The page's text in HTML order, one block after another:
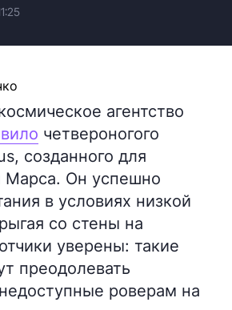
агентство
четвероногого
созданного для
Марса. Он успешно
в условиях низкой
со стены на
уверены: такие
преодолевать
роверам на